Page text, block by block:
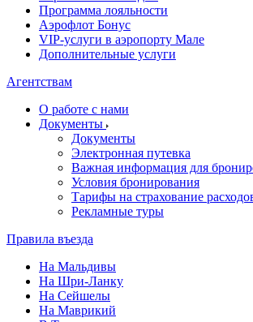
Программа лояльности
Аэрофлот Бонус
VIP-услуги в аэропорту Мале
Дополнительные услуги
Агентствам
О работе с нами
Документы
Документы
Электронная путевка
Важная информация для
Условия бронирования
Тарифы на страхование
Рекламные туры
Правила въезда
На Мальдивы
На Шри-Ланку
На Сейшелы
На Маврикий